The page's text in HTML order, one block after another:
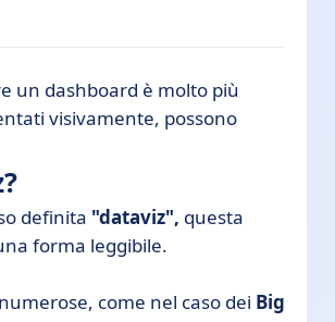
un dashboard è molto più
visivamente, possono
definita "dataviz", questa
forma leggibile.
come nel caso dei Big